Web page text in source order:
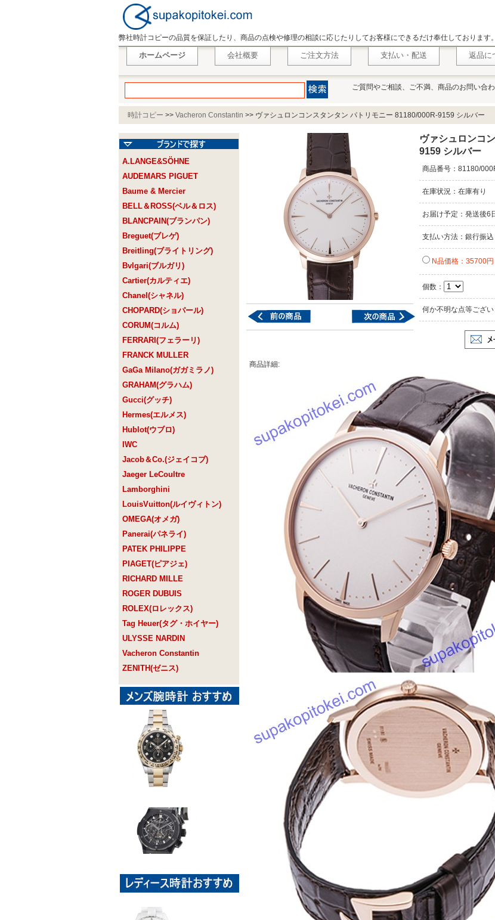
弊社時計コピーの品質を保証したり、商品の点検や修理の相談に応じたりしてお客様にできるだけ奉仕しております
ホームページ 会社概要 ご注文方法 支払い・配送 返品に
ご質問やご相談、ご不満、商品のお問い合
時計コピー >> Vacheron Constantin >> ヴァシュロンコンスタンタン パトリモニー 81180/000R-9159 シルバー
A.LANGE&SÖHNE
AUDEMARS PIGUET
Baume & Mercier
BELL＆ROSS(ベル＆ロス)
BLANCPAIN(ブランパン)
Breguet(ブレゲ)
Breitling(ブライトリング)
Bvlgari(ブルガリ)
Cartier(カルティエ)
Chanel(シャネル)
CHOPARD(ショパール)
CORUM(コルム)
FERRARI(フェラーリ)
FRANCK MULLER
GaGa Milano(ガガミラノ)
GRAHAM(グラハム)
Gucci(グッチ)
Hermes(エルメス)
Hublot(ウブロ)
IWC
Jacob＆Co.(ジェイコブ)
Jaeger LeCoultre
Lamborghini
LouisVuitton(ルイヴィトン)
OMEGA(オメガ)
Panerai(パネライ)
PATEK PHILIPPE
PIAGET(ピアジェ)
RICHARD MILLE
ROGER DUBUIS
ROLEX(ロレックス)
Tag Heuer(タグ・ホイヤー)
ULYSSE NARDIN
Vacheron Constantin
ZENITH(ゼニス)
ヴァシュロンコ
9159 シルバー
商品番号：81180/
在庫状況：在庫有り
お届け予定：発送後6
支払い方法：銀行振込
N品価格：35700円
個数：
何か不明な点等ござ
商品詳細: